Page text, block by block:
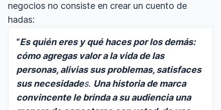
negocios no consiste en crear un cuento de
hadas:
“Es quién eres y qué haces por los demás:
cómo agregas valor a la vida de las
personas, alivias sus problemas, satisfaces
sus necesidades. Una historia de marca
convincente le brinda a su audiencia una